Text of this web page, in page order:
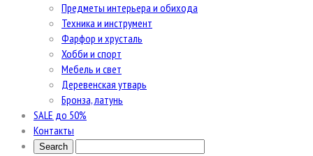
Предметы интерьера и обихода
Техника и инструмент
Фарфор и хрусталь
Хобби и спорт
Мебель и свет
Деревенская утварь
Бронза, латунь
SALE до 50%
Контакты